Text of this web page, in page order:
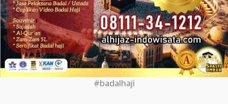
#badalhaji